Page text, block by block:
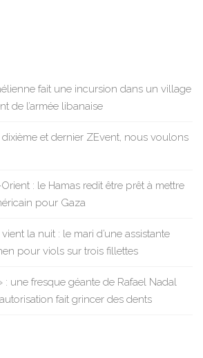
fait une incursion dans un village
de l’armée libanaise
et dernier ZEvent, nous voulons
: le Hamas redit être prêt à mettre
pour Gaza
la nuit : le mari d’une assistante
pour viols sur trois fillettes
: une fresque géante de Rafael Nadal
fait grincer des dents